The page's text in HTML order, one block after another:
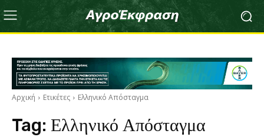
Αρχική Ετικέτες Ελληνικό Απόσταγμα
Tag: Ελληνικό Απόσταγμα